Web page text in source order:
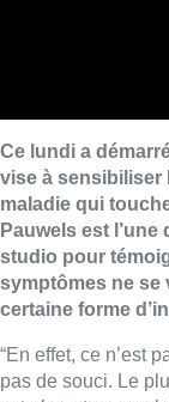
pas de souci. Le
est absent pas mal
les autres élèves
Mme Pauwels.
Une enfance
monde, puisqu’un
qui touche toutes
quelque part. Et le
poser.
digestifs. C’était il
maladie), en